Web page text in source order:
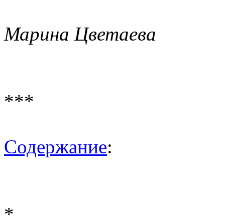
Марина Цветаева
***
Содержание:
*